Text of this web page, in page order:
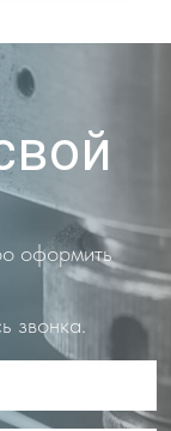
оформить
звонка.